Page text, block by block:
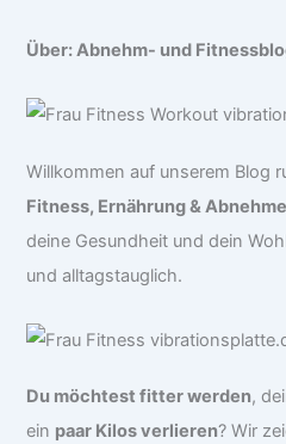
Über: Abnehm- und
Willkommen auf unserem Blog
Fitness, Ernährung &
deine Gesundheit und dein
und alltagstauglich.
Du möchtest fitter werden,
ein paar Kilos verlieren? Wir